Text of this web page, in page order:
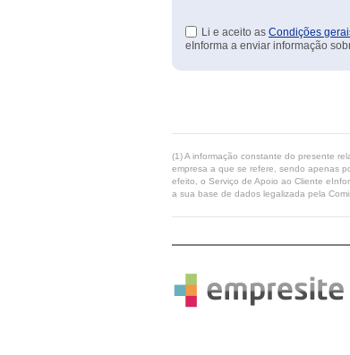
Li e aceito as Condições
eInforma a enviar informação
(1) A informação constante do presente
empresa a que se refere, sendo apenas
efeito, o Serviço de Apoio ao Cliente
a sua base de dados legalizada pela